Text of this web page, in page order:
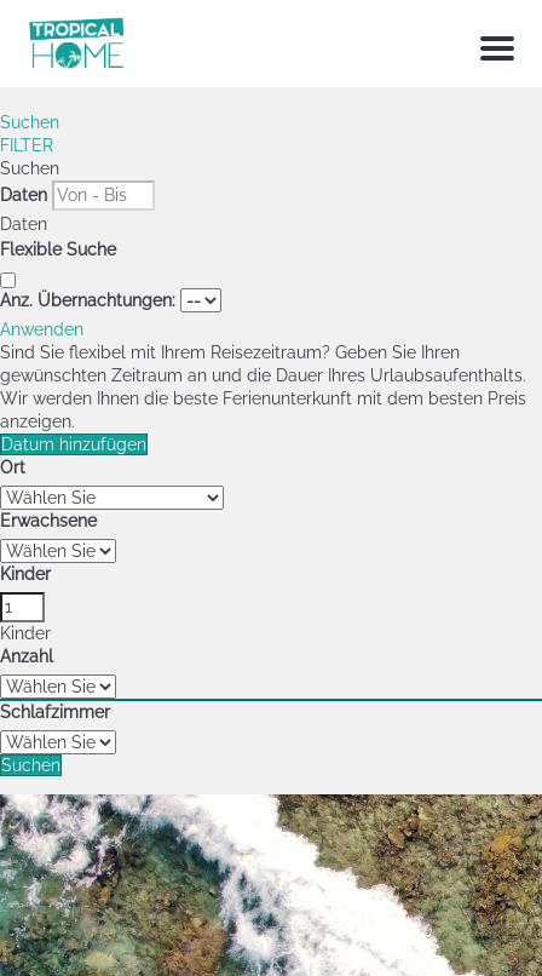
Menu
Suchen
FILTER
Suchen
Daten
Daten
Flexible Suche
Anz. Übernachtungen:
Anwenden
Sind Sie flexibel mit Ihrem Reisezeitraum? Geben Sie Ihren
gewünschten Zeitraum an und die Dauer Ihres Urlaubsaufenthalts.
Wir werden Ihnen die beste Ferienunterkunft mit dem besten Preis
anzeigen.
Datum hinzufügen
Ort
Erwachsene
Kinder
Kinder
Anzahl
Schlafzimmer
Suchen